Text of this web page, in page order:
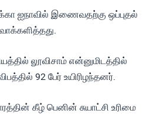
ஐநாவில் இணைவதற்கு ஒப்புதல்
லூவிசாம் என்னுமிடத்தில்
92 பேர் உயிரிழந்தனர்.
கீழ் பெனின் சுயாட்சி உரிமை